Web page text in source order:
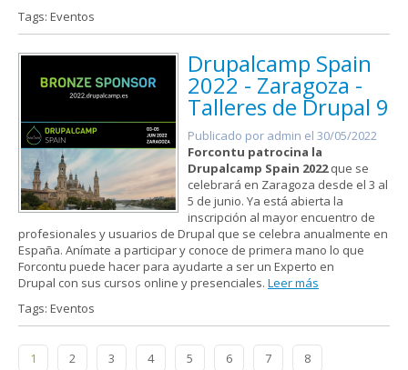
Tags: Eventos
Drupalcamp Spain
2022 - Zaragoza -
Talleres de Drupal 9
Publicado por admin el 30/05/2022
Forcontu patrocina la
Drupalcamp Spain 2022que se
celebrará en Zaragoza desde el 3 al
5 de junio. Ya está abierta la
inscripción al mayor encuentro de
profesionales y usuarios de Drupal que se celebra anualmente en
España. Anímate a participar y conoce de primera mano lo que
Forcontu puede hacer para ayudarte a ser un Experto en
Drupal con sus cursos online y presenciales. Leer más
Tags: Eventos
Páginas
1 2 3 4 5 6 7 8